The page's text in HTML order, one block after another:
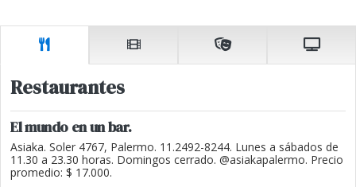
Restaurantes
El mundo en un bar.
Asiaka. Soler 4767, Palermo. 11.2492-8244. Lunes a sábados de
11.30 a 23.30 horas. Domingos cerrado. @asiakapalermo. Precio
promedio: $ 17.000.